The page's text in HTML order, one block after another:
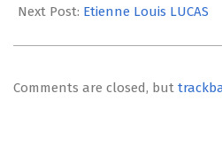
23
Next Post: Etienne Louis LUCAS
Comments are closed, but